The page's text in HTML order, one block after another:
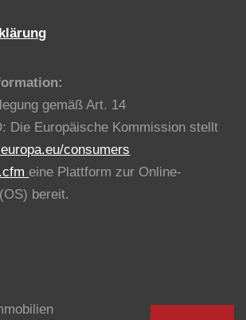
gemäß Art. 14
Die Europäische Kommission stellt
consumers
eine Plattform zur Online-
bereit.